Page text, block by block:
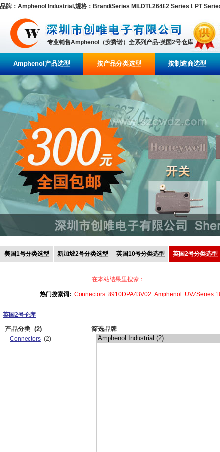
品牌：Amphenol Industrial,规格：Brand/Series MILDTL26482 Series I, PT
专业销售Amphenol（安费诺）全系列产品-英国2号仓库
Amphenol产品选型 按产品分类选型 按制造商选型
美国1号分类选型 新加坡2号分类选型 英国10号分类选型 英国2号分类选型
在本站结果里搜索：
热门搜索词: Connectors 8910DPA43V02 Amphenol UVZSeries
英国2号仓库
产品分类 (2)
Connectors (2)
筛选品牌